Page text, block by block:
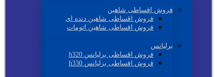
فروش اقساطی شاهین
فروش اقساطی شاهین دنده ای
فروش اقساطی شاهین اتومات
برلیانس
فروش اقساطی برلیانس h320
فروش اقساطی برلیانس h330